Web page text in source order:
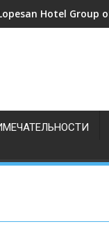
Hotel Group
делает